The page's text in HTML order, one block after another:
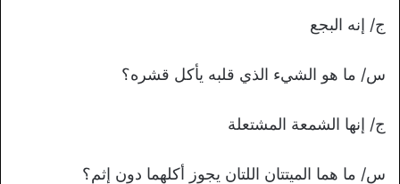
ج/ إنه البجع
س/ ما هو الشيء الذي قلبه يأكل قشره؟
ج/ إنها الشمعة المشتعلة
س/ ما هما الميتتان اللتان يجوز أكلهما دون إثم؟